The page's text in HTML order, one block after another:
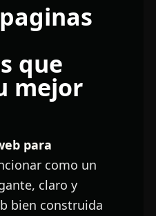
que
mejor
para
como un
claro y
bien construida